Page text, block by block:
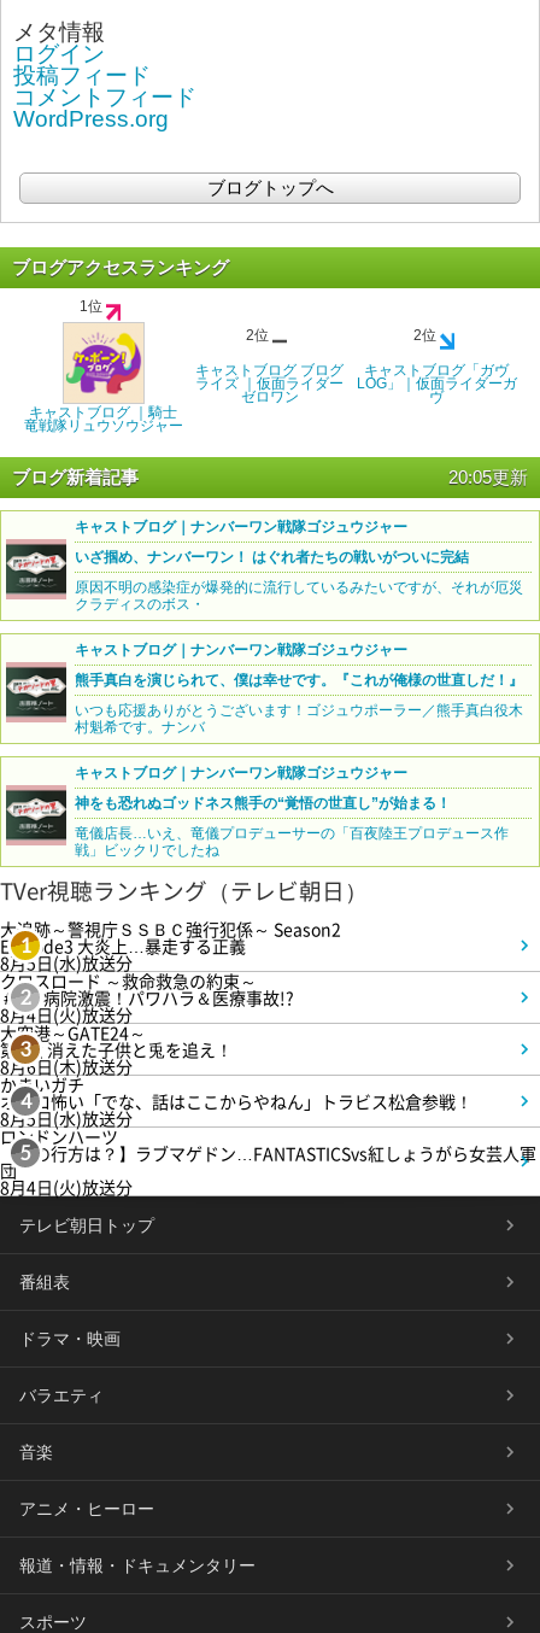
メタ情報
ログイン
投稿フィード
コメントフィード
WordPress.org
ブログトップへ
ブログアクセスランキング
1位
キャストブログ ｜騎士
竜戦隊リュウソウジャー
2位
キャストブログ ブログ
ライズ ｜仮面ライダー
ゼロワン
2位
キャストブログ「ガヴ
LOG」｜仮面ライダーガ
ヴ
ブログ新着記事 20:05更新
キャストブログ｜ナンバーワン戦隊ゴジュウジャー
いざ掴め、ナンバーワン！ はぐれ者たちの戦いがついに完結
原因不明の感染症が爆発的に流行しているみたいですが、それが厄災
クラディスのボス・
キャストブログ｜ナンバーワン戦隊ゴジュウジャー
熊手真白を演じられて、僕は幸せです。『これが俺様の世直しだ！』
いつも応援ありがとうございます！ゴジュウポーラー／熊手真白役木
村魁希です。ナンバ
キャストブログ｜ナンバーワン戦隊ゴジュウジャー
神をも恐れぬゴッドネス熊手の“覚悟の世直し”が始まる！
竜儀店長…いえ、竜儀プロデューサーの「百夜陸王プロデュース作
戦」ビックリでしたね
TVer視聴ランキング（テレビ朝日）
1
大追跡～警視庁ＳＳＢＣ強行犯係～ Season2
Episode3 大炎上…暴走する正義
8月5日(水)放送分
2
クロスロード ～救命救急の約束～
＃5 病院激震！パワハラ＆医療事故!?
8月4日(火)放送分
3
大空港～GATE24～
第3話 消えた子供と兎を追え！
8月6日(木)放送分
4
かまいガチ
オモロ怖い「でな、話はここからやねん」トラビス松倉参戦！
8月5日(水)放送分
5
ロンドンハーツ
【恋の行方は？】ラブマゲドン…FANTASTICSvs紅しょうがら女芸人軍
団
8月4日(火)放送分
テレビ朝日トップ
番組表
ドラマ・映画
バラエティ
音楽
アニメ・ヒーロー
報道・情報・ドキュメンタリー
スポーツ